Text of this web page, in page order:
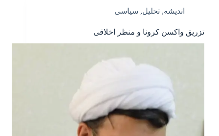
اندیشه, تحلیل, سیاسی
تزریق واکسن کرونا و منظر اخلاقی